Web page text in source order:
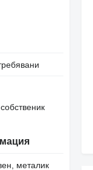
металик